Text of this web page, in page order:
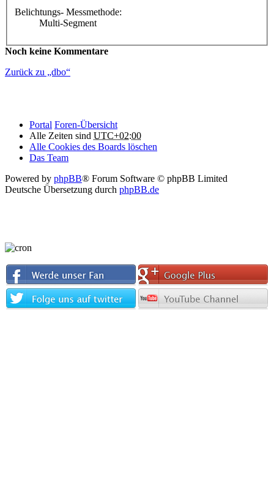
Belichtungs- Messmethode:
Multi-Segment
Noch keine Kommentare
Zurück zu „dbo“
Portal Foren-Übersicht
Alle Zeiten sind UTC+02:00
Alle Cookies des Boards löschen
Das Team
Powered by phpBB® Forum Software © phpBB Limited
Deutsche Übersetzung durch phpBB.de